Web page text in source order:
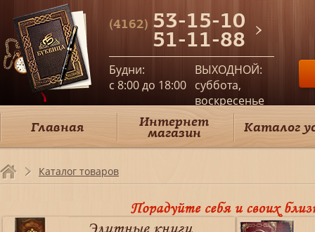
(4162) 53-15-10
51-11-88
Будни:
c 8:00 до 18:00
ВЫХОДНОЙ:
суббота,
воскресенье
Главная Интернет
магазин Каталог
Каталог товаров